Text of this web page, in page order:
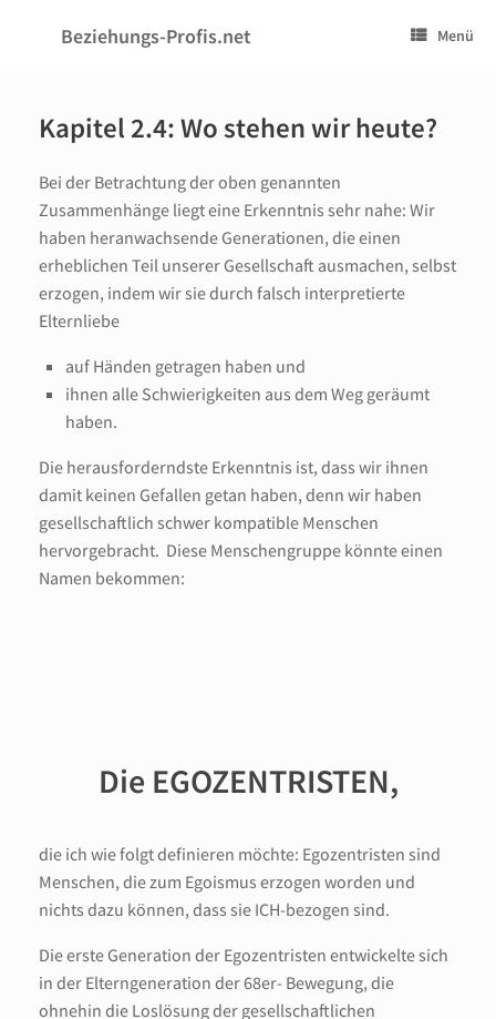
Beziehungs-Profis.net Menü
Kapitel 2.4: Wo stehen wir heute?
Bei der Betrachtung der oben genannten
Zusammenhänge liegt eine Erkenntnis sehr nahe: Wir
haben heranwachsende Generationen, die einen
erheblichen Teil unserer Gesellschaft ausmachen, selbst
erzogen, indem wir sie durch falsch interpretierte
Elternliebe
auf Händen getragen haben und
ihnen alle Schwierigkeiten aus dem Weg geräumt
haben.
Die herausforderndste Erkenntnis ist, dass wir ihnen
damit keinen Gefallen getan haben, denn wir haben
gesellschaftlich schwer kompatible Menschen
hervorgebracht. Diese Menschengruppe könnte einen
Namen bekommen:
Die EGOZENTRISTEN,
die ich wie folgt definieren möchte: Egozentristen sind
Menschen, die zum Egoismus erzogen worden und
nichts dazu können, dass sie ICH-bezogen sind.
Die erste Generation der Egozentristen entwickelte sich
in der Elterngeneration der 68er- Bewegung, die
ohnehin die Loslösung der gesellschaftlichen